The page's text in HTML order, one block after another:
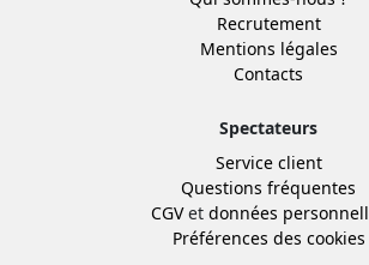
Recrutement
Mentions légales
Contacts
Spectateurs
Service client
Questions fréquentes
CGVet données
Préférences des cookies